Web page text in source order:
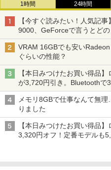
1時間 24時間
【今すぐ読みたい！人気記
9000、GeForceで言うとど
VRAM 16GBでも安い
ぐらいの性能？
【本日みつけたお買い得品
が3,720円引き。Bluetoothで
メモリ8GBで仕事なんて無
りました
【本日みつけたお買い得品
3,320円オフ！定番モデルも